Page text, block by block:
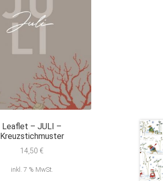
Leaflet – JULI –
Kreuzstichmuster
14,50 €
inkl. 7 % MwSt.